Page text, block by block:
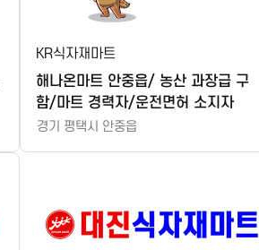
KR식자재마트
해나온마트 안중읍/ 농산 과장급 구
함/마트 경력자/운전면허 소지자
경기 평택시 안중읍